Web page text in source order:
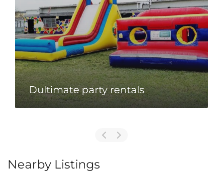
Dultimate party rentals
Nearby Listings